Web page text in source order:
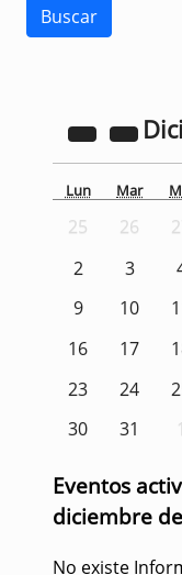
Lun Mar
25 26
2
3
9
10
16
17
23
24
30
31 1
Eventos
diciembre
No existe